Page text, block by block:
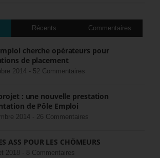
Récents Commentaires
cherche opérateurs pour
de placement
2014 - 52 Commentaires
: une nouvelle prestation
de Pôle Emploi
2014 - 26 Commentaires
ASS POUR LES CHÔMEURS
2018 - 8 Commentaires